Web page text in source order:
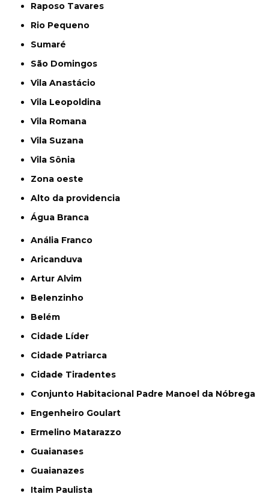
Raposo Tavares
Rio Pequeno
Sumaré
São Domingos
Vila Anastácio
Vila Leopoldina
Vila Romana
Vila Suzana
Vila Sônia
Zona oeste
alto da providencia
Água Branca
Anália Franco
Aricanduva
Artur Alvim
Belenzinho
Belém
Cidade Líder
Cidade Patriarca
Cidade Tiradentes
Conjunto Habitacional Padre Manoel da Nóbrega
Engenheiro Goulart
Ermelino Matarazzo
Guaianases
Guaianazes
Itaim Paulista